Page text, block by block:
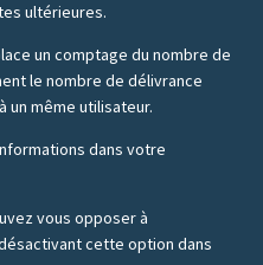
ultérieures.
un comptage du nombre de
le nombre de délivrance
un même utilisateur.
dans votre
vous opposer à
cette option dans